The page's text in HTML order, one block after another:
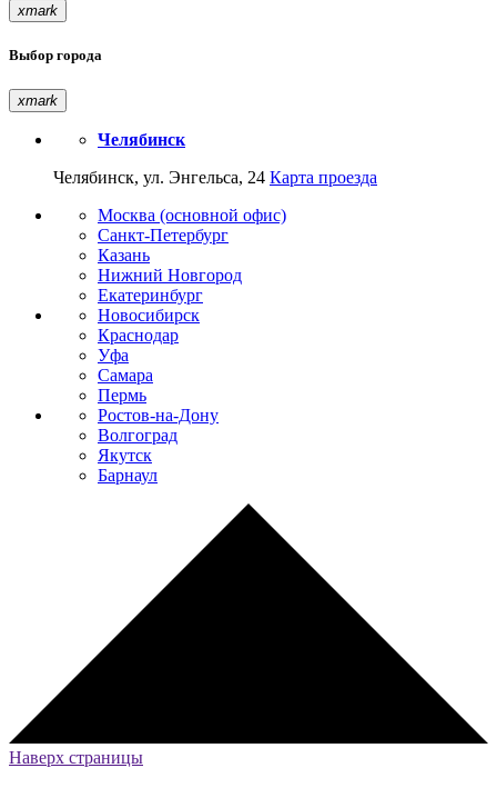
xmark
Выбор города
xmark
Челябинск
Челябинск, ул. Энгельса, 24 Карта проезда
Москва (основной офис)
Санкт-Петербург
Казань
Нижний Новгород
Екатеринбург
Новосибирск
Краснодар
Уфа
Самара
Пермь
Ростов-на-Дону
Волгоград
Якутск
Барнаул
Наверх страницы